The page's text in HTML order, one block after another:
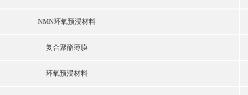
NMN环氧预浸材料
复合聚酯薄膜
环氧预浸材料